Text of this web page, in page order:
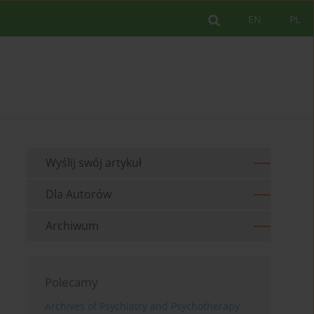
PL
EN
Wyślij swój artykuł
Dla Autorów
Archiwum
Polecamy
Archives of Psychiatry and Psychotherapy